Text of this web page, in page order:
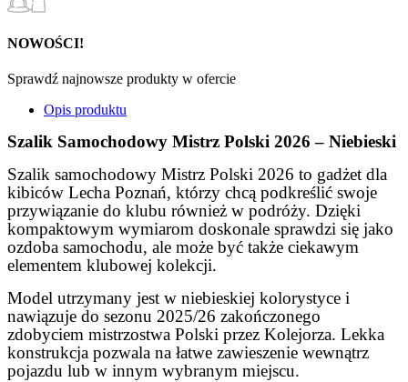
NOWOŚCI!
Sprawdź najnowsze produkty w ofercie
Opis produktu
Szalik Samochodowy Mistrz Polski 2026 – Niebieski
Szalik samochodowy Mistrz Polski 2026 to gadżet dla
kibiców Lecha Poznań, którzy chcą podkreślić swoje
przywiązanie do klubu również w podróży. Dzięki
kompaktowym wymiarom doskonale sprawdzi się jako
ozdoba samochodu, ale może być także ciekawym
elementem klubowej kolekcji.
Model utrzymany jest w niebieskiej kolorystyce i
nawiązuje do sezonu 2025/26 zakończonego
zdobyciem mistrzostwa Polski przez Kolejorza. Lekka
konstrukcja pozwala na łatwe zawieszenie wewnątrz
pojazdu lub w innym wybranym miejscu.